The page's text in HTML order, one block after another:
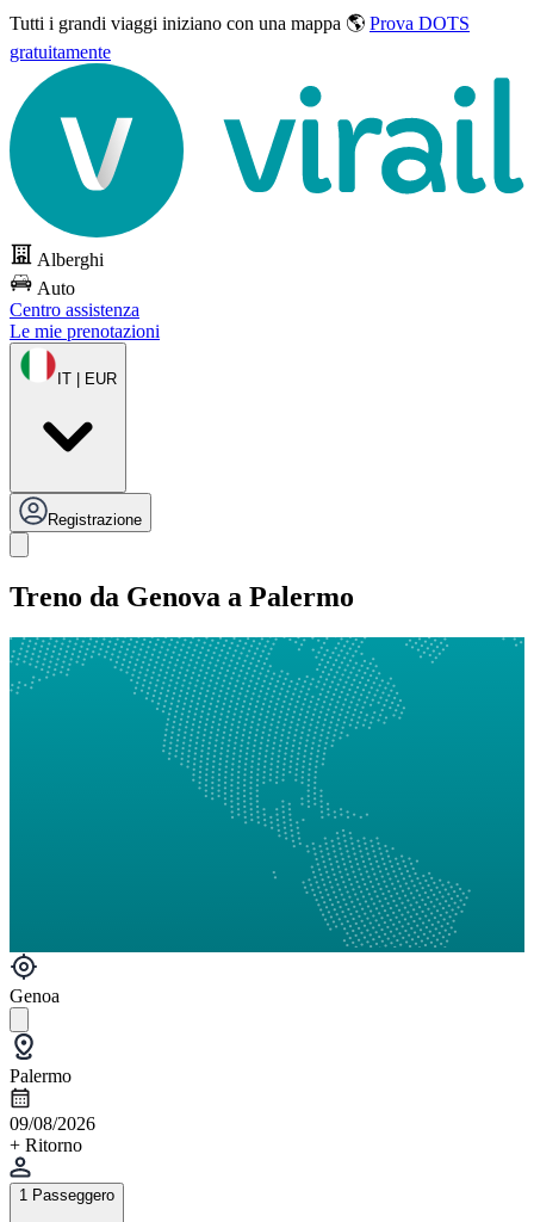
Tutti i grandi viaggi iniziano con una mappa 🌎 Prova DOTS
gratuitamente
Alberghi
Auto
Centro assistenza
Le mie prenotazioni
IT | EUR
Registrazione
Treno da Genova a Palermo
Genoa
Palermo
09/08/2026
+ Ritorno
1 Passeggero